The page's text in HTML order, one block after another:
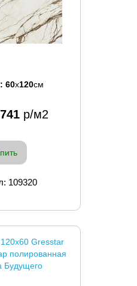
60x120см
р/м2
109320
Gresstar
полированная
Будущего